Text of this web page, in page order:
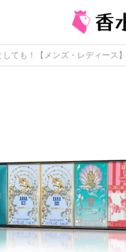
ても！【メンズ・レディース】